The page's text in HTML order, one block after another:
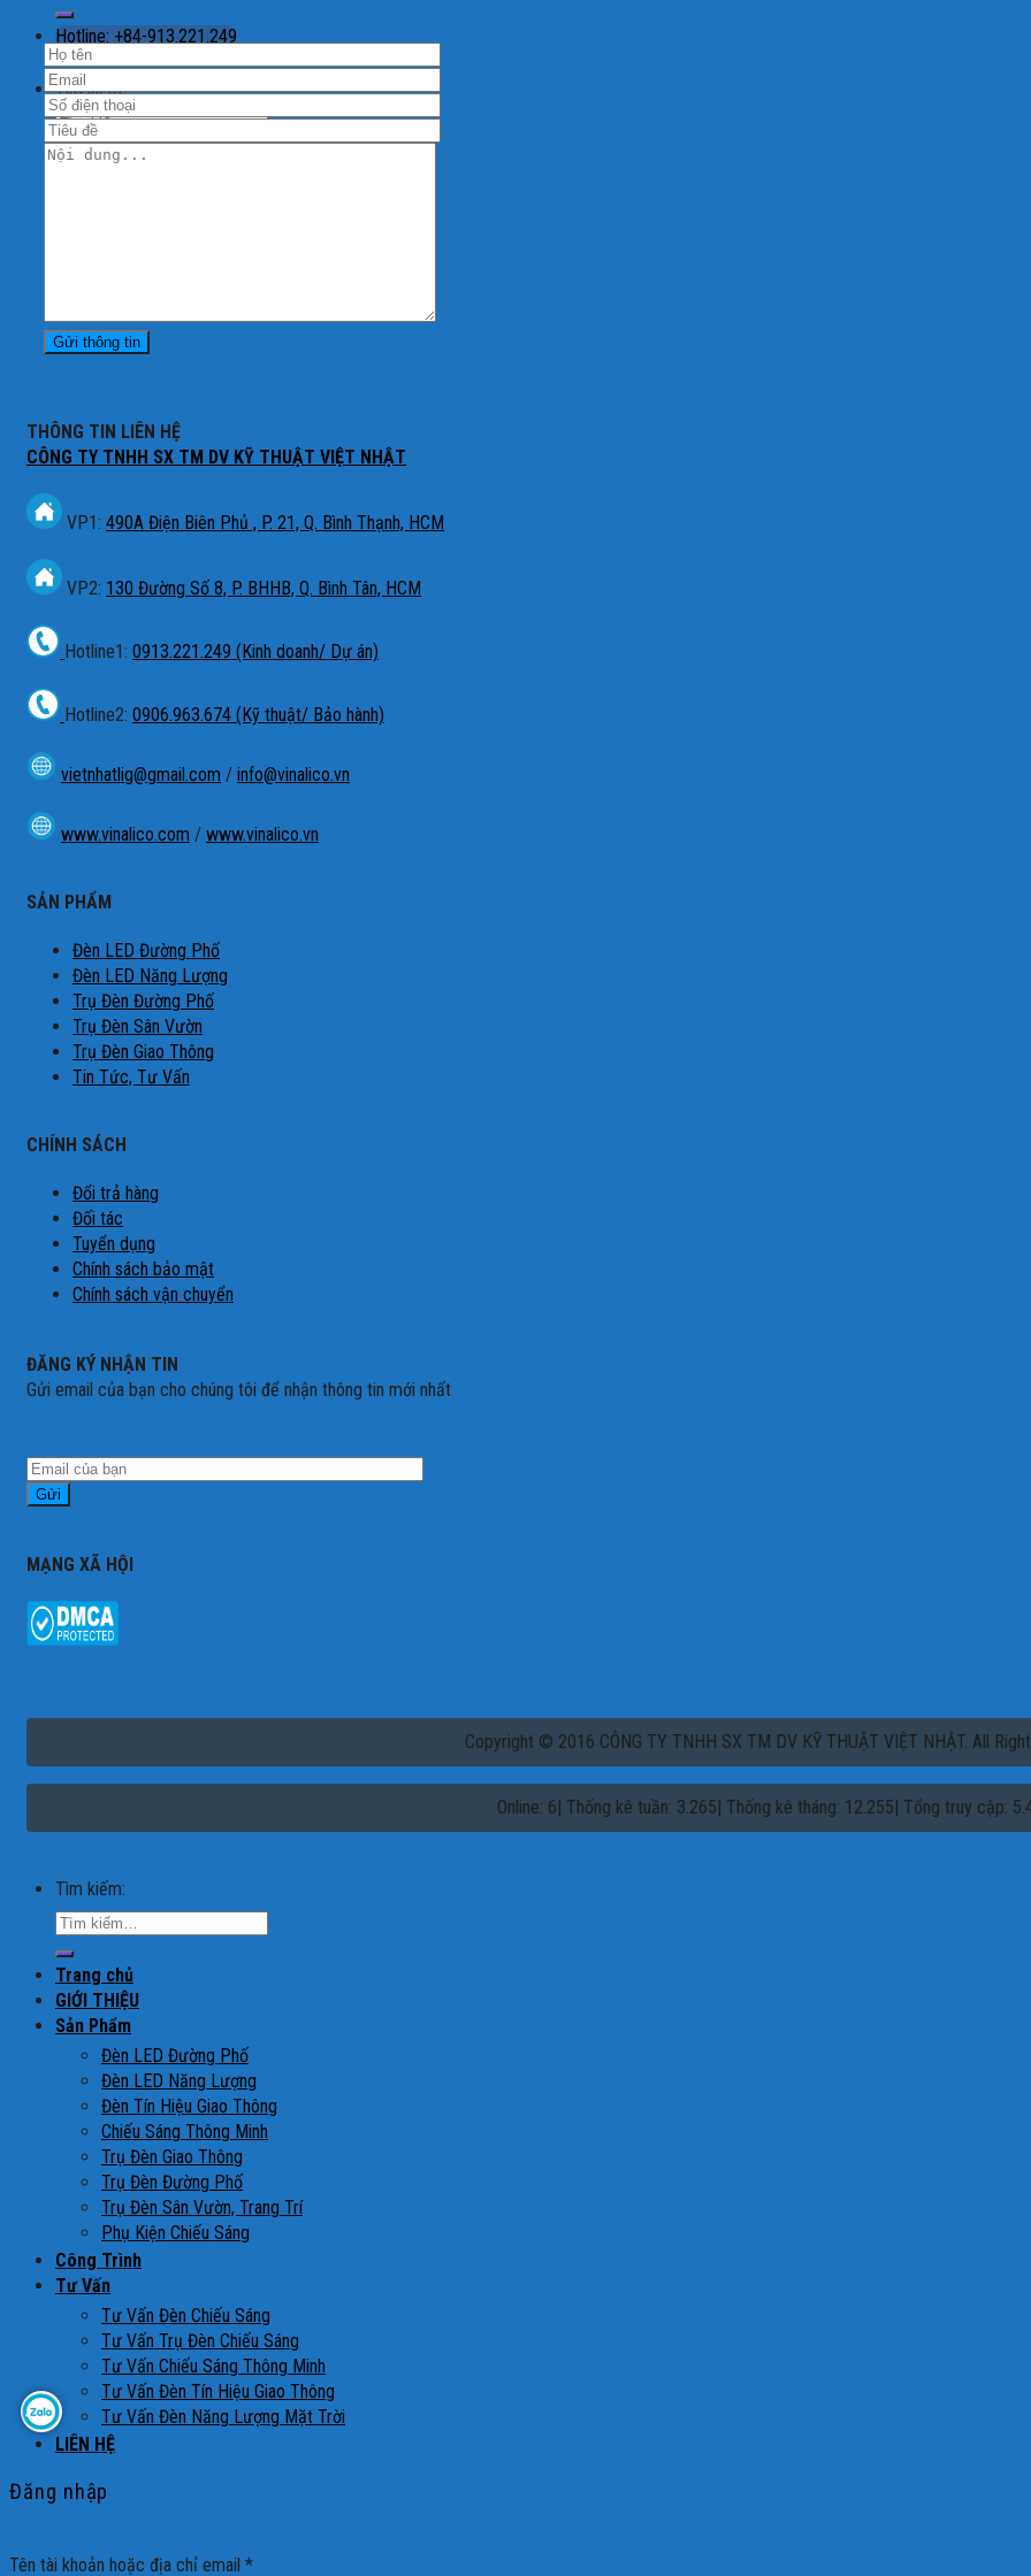
Hotline: +84-913.221.249
Tìm kiếm:
THÔNG TIN LIÊN HỆ
CÔNG TY TNHH SX TM DV KỸ THUẬT VIỆT NHẬT
VP1: 490A Điện Biên Phủ , P. 21, Q. Bình Thạnh, HCM
VP2: 130 Đường Số 8, P. BHHB, Q. Bình Tân, HCM
Hotline1: 0913.221.249 (Kinh doanh/ Dự án)
Hotline2: 0906.963.674 (Kỹ thuật/ Bảo hành)
vietnhatlig@gmail.com / info@vinalico.vn
www.vinalico.com / www.vinalico.vn
SẢN PHẨM
Đèn LED Đường Phố
Đèn LED Năng Lượng
Trụ Đèn Đường Phố
Trụ Đèn Sân Vườn
Trụ Đèn Giao Thông
Tin Tức, Tư Vấn
CHÍNH SÁCH
Đổi trả hàng
Đối tác
Tuyển dụng
Chính sách bảo mật
Chính sách vận chuyển
ĐĂNG KÝ NHẬN TIN
Gửi email của bạn cho chúng tôi để nhận thông tin mới nhất
MẠNG XÃ HỘI
Copyright © 2016 CÔNG TY TNHH SX TM DV KỸ THUẬT VIỆT NHẬT. All
Online: 6| Thống kê tuần: 3.265| Thống kê tháng: 12.255| Tổng truy cập:
Tìm kiếm:
Trang chủ
GIỚI THIỆU
Sản Phẩm
Đèn LED Đường Phố
Đèn LED Năng Lượng
Đèn Tín Hiệu Giao Thông
Chiếu Sáng Thông Minh
Trụ Đèn Giao Thông
Trụ Đèn Đường Phố
Trụ Đèn Sân Vườn, Trang Trí
Phụ Kiện Chiếu Sáng
Công Trình
Tư Vấn
Tư Vấn Đèn Chiếu Sáng
Tư Vấn Trụ Đèn Chiếu Sáng
Tư Vấn Chiếu Sáng Thông Minh
Tư Vấn Đèn Tín Hiệu Giao Thông
Tư Vấn Đèn Năng Lượng Mặt Trời
LIÊN HỆ
Đăng nhập
Tên tài khoản hoặc địa chỉ email *